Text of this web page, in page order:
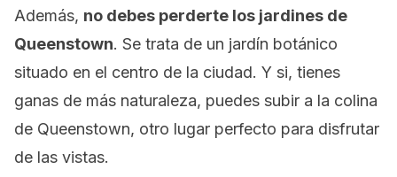
Además, no debes perderte los jardines de
Queenstown. Se trata de un jardín botánico
situado en el centro de la ciudad. Y si, tienes
ganas de más naturaleza, puedes subir a la colina
de Queenstown, otro lugar perfecto para disfrutar
de las vistas.